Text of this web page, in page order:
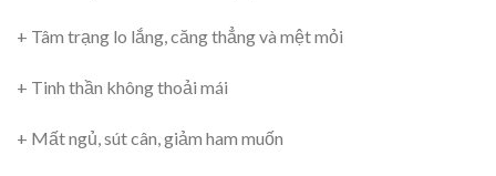
+ Tâm trạng lo lắng, căng thẳng và mệt mỏi
+ Tinh thần không thoải mái
+ Mất ngủ, sút cân, giảm ham muốn